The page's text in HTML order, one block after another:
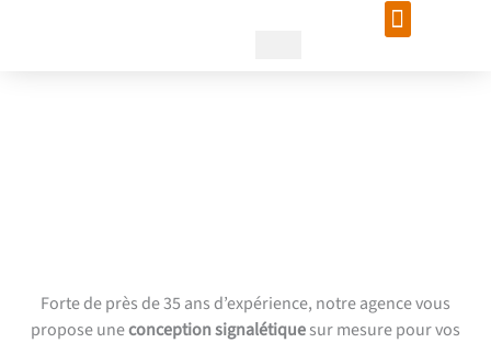
Forte de près de 35 ans d’expérience, notre agence vous
propose uneconception signalétiquesur mesure pour vos